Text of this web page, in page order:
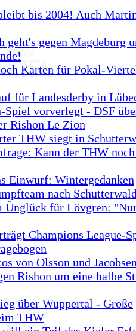
bis 2004! Auch
geht's gegen Magdeburg
Karten für Pokal-
für Landesderby in
Spiel vorverlegt - DSF
Rishon Le Zion
THW siegt in
Kann der THW
Einwurf: Wintergedanken
nach
Ünglück für Lövgren:
Champions League-
von Olsson und
Rishon um eine halbe
über Wuppertal - Große
THW